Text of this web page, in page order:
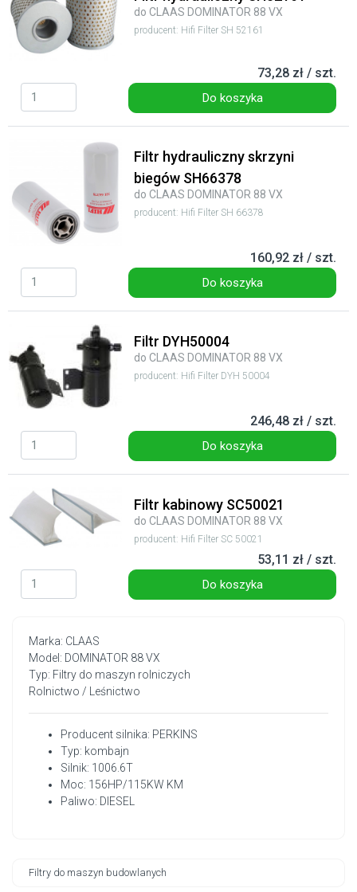
Marka: CLAAS
Model: DOMINATOR 88 VX
Typ: Filtry do maszyn rolniczych
Rolnictwo / Leśnictwo
Producent silnika: PERKINS
Typ: kombajn
Silnik: 1006.6T
Moc: 156HP/115KW KM
Paliwo: DIESEL
Filtry do maszyn budowlanych
do CLAAS DOMINATOR 88 VX
producent: Hifi Filter SH 52161
73,28 zł / szt.
Do koszyka
Filtr hydrauliczny skrzyni
biegów SH66378
do CLAAS DOMINATOR 88 VX
producent: Hifi Filter SH 66378
160,92 zł / szt.
Do koszyka
Filtr DYH50004
do CLAAS DOMINATOR 88 VX
producent: Hifi Filter DYH 50004
246,48 zł / szt.
Do koszyka
Filtr kabinowy SC50021
do CLAAS DOMINATOR 88 VX
producent: Hifi Filter SC 50021
53,11 zł / szt.
Do koszyka